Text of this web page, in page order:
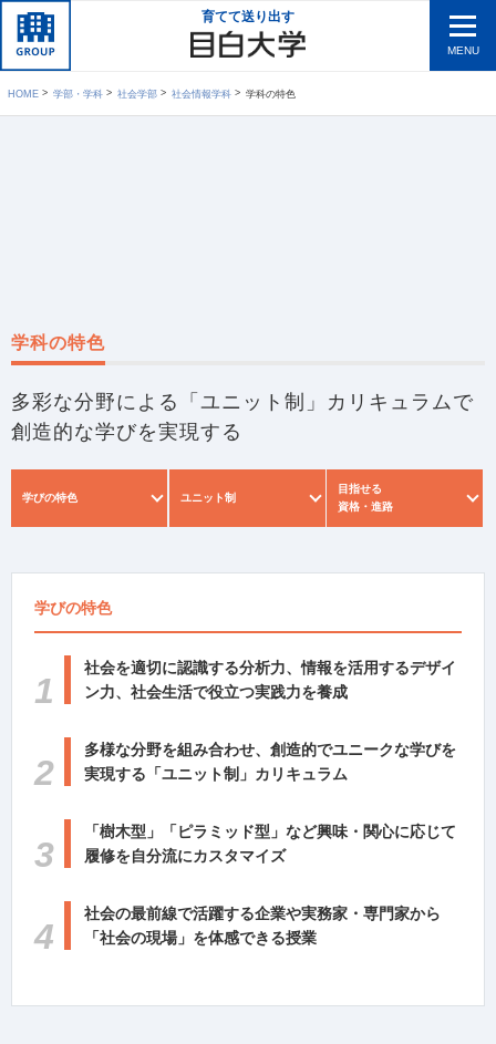
育てて送り出す
MENU
HOME 学部・学科 社会学部 社会情報学科 学科の特色
学科の特色
多彩な分野による「ユニット制」カリキュラムで
創造的な学びを実現する
学びの特色 ユニット制
目指せる
資格・進路
学びの特色
社会を適切に認識する分析力、情報を活用するデザイ
ン力、 社会生活で役立つ実践力を養成
多様な分野を組み合わせ、創造的でユニークな学びを
実現する 「ユニット制」カリキュラム
「樹木型」「ピラミッド型」など興味・関心に応じて
履修を自分流にカスタマイズ
社会の最前線で活躍する企業や実務家・専門家から
「社会の現場」を体感できる授業